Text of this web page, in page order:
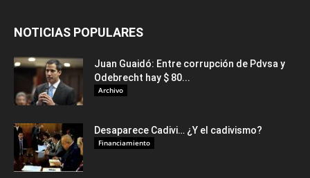
NOTICIAS POPULARES
Juan Guaidó: Entre corrupción de Pdvsa y
Odebrecht hay $ 80...
Archivo
Desaparece Cadivi… ¿Y el cadivismo?
Financiamiento